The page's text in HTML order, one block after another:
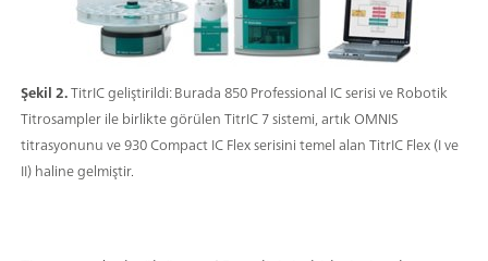
Şekil 2.TitrIC geliştirildi: Burada 850 Professional IC serisi ve Robotik
Titrosampler ile birlikte görülen TitrIC 7 sistemi, artık OMNIS
titrasyonunu ve 930 Compact IC Flex serisini temel alan TitrIC Flex (I ve
II) haline gelmiştir.